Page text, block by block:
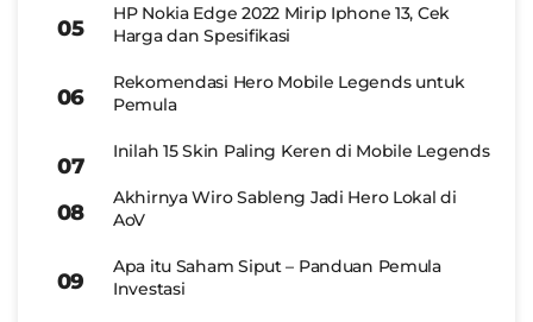
HP Nokia Edge 2022 Mirip Iphone 13, Cek
Harga dan Spesifikasi
Rekomendasi Hero Mobile Legends untuk
Pemula
Inilah 15 Skin Paling Keren di Mobile Legends
Akhirnya Wiro Sableng Jadi Hero Lokal di
AoV
Apa itu Saham Siput – Panduan Pemula
Investasi